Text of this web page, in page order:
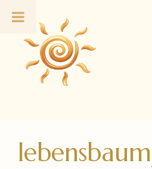
Inhalt
springen